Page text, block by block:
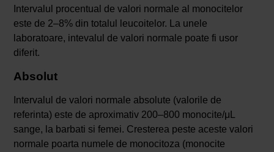
Intervalul procentual de valori normale al monocitelor
este de 2–8% din totalul leucoitelor. La unele
laboratoare, intevalul de valori normale poate fi usor
diferit.
Absolut
Intervalul de valori normale absolute (valorile de
referinta) este de aproximativ 200–800 monocite/μL
sange, la barbati si femei. Cresterea peste aceste valori
normale poarta numele de monocitoza (monocite